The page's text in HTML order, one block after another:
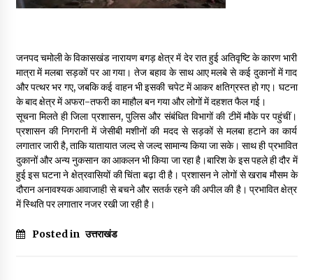
May 16, 2022
Thought Of The Day 14 May
May 14, 2022
Thought Of The Day 13 May
May 13, 2022
Thought Of The Day 12 May
May 12, 2022
जनपद चमोली के विकासखंड नारायण बगड़ क्षेत्र में देर रात हुई अतिवृष्टि के कारण भारी
मात्रा में मलबा सड़कों पर आ गया। तेज बहाव के साथ आए मलबे से कई दुकानों में गाद
और पत्थर भर गए, जबकि कई वाहन भी इसकी चपेट में आकर क्षतिग्रस्त हो गए। घटना
के बाद क्षेत्र में अफरा-तफरी का माहौल बन गया और लोगों में दहशत फैल गई।
सूचना मिलते ही जिला प्रशासन, पुलिस और संबंधित विभागों की टीमें मौके पर पहुंचीं।
प्रशासन की निगरानी में जेसीबी मशीनों की मदद से सड़कों से मलबा हटाने का कार्य
लगातार जारी है, ताकि यातायात जल्द से जल्द सामान्य किया जा सके। साथ ही प्रभावित
दुकानों और अन्य नुकसान का आकलन भी किया जा रहा है।बारिश के इस पहले ही दौर में
हुई इस घटना ने क्षेत्रवासियों की चिंता बढ़ा दी है। प्रशासन ने लोगों से खराब मौसम के
दौरान अनावश्यक आवाजाही से बचने और सतर्क रहने की अपील की है। प्रभावित क्षेत्र
में स्थिति पर लगातार नजर रखी जा रही है।
Posted in उत्तराखंड